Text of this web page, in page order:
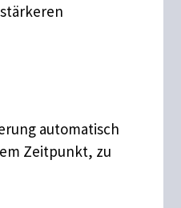
automatisch
Zeitpunkt, zu